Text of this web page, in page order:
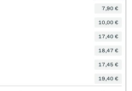
7,90 €
10,00 €
17,40 €
18,47 €
17,45 €
19,40 €